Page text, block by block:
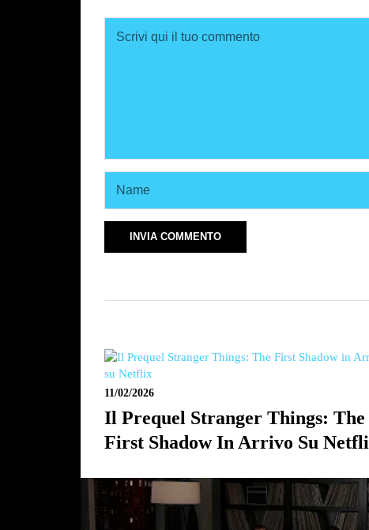
11/02/2026
Il Prequel Stranger Things: The
First Shadow In Arrivo Su